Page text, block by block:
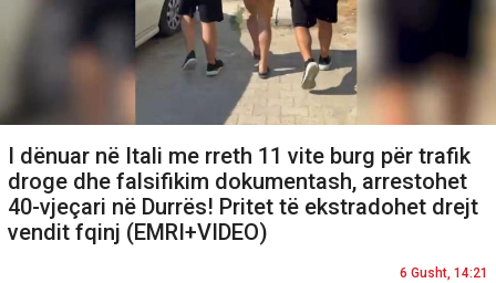
I dënuar në Itali me rreth 11 vite burg për trafik
droge dhe falsifikim dokumentash, arrestohet
40-vjeçari në Durrës! Pritet të ekstradohet drejt
vendit fqinj (EMRI+VIDEO)
6 Gusht, 14:21